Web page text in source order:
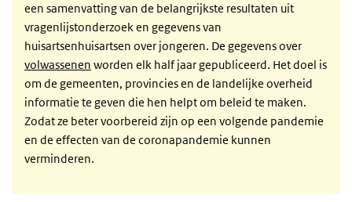
een samenvatting van de belangrijkste resultaten uit
vragenlijstonderzoek en gegevens van
huisartsenhuisartsen over jongeren. De gegevens over
volwassenen worden elk half jaar gepubliceerd. Het doel is
om de gemeenten, provincies en de landelijke overheid
informatie te geven die hen helpt om beleid te maken.
Zodat ze beter voorbereid zijn op een volgende pandemie
en de effecten van de coronapandemie kunnen
verminderen.